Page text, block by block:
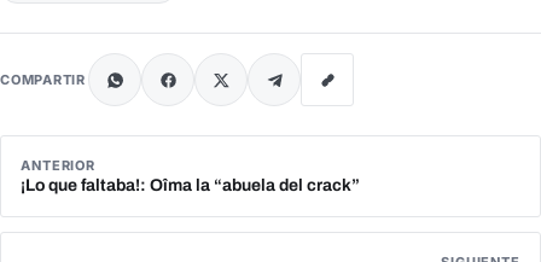
COMPARTIR
ANTERIOR
¡Lo que faltaba!: Oîma la “abuela del crack”